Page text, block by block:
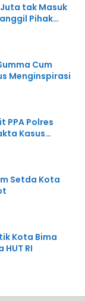
Juta tak Masuk
Pihak
Cum
Menginspirasi
PPA Polres
Kasus
Setda Kota
Kota Bima
RI